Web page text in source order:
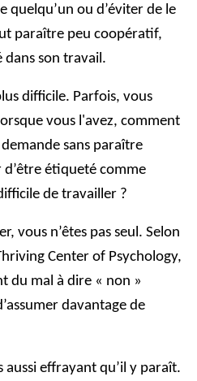
quelqu’un ou d’éviter de le
paraître peu coopératif,
dans son travail.
difficile. Parfois, vous
vous l'avez, comment
sans paraître
étiqueté comme
de travailler ?
vous n’êtes pas seul. Selon
Center of Psychology,
du mal à dire « non »
davantage de
aussi effrayant qu’il y paraît.